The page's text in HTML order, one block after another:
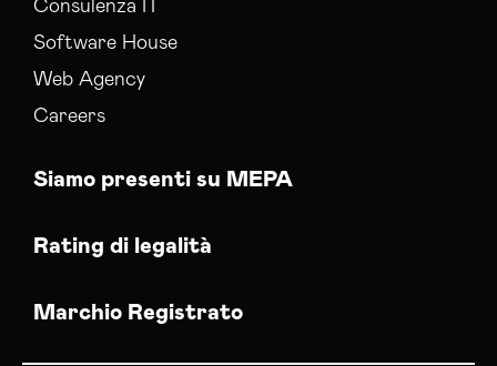
Consulenza IT
Software House
Web Agency
Careers
Siamo presenti su MEPA
Rating di legalità
Marchio Registrato